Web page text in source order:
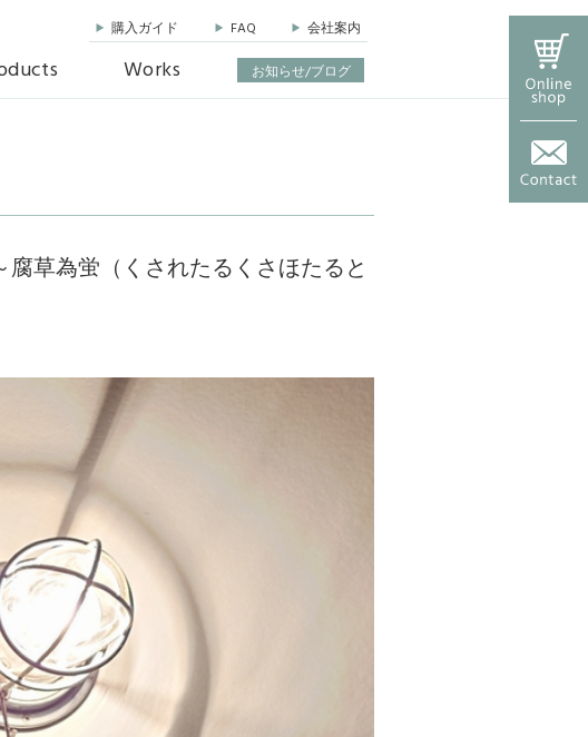
購入ガイド FAQ 会社案内
デッキライトシリーズ
ウォールライトシリーズ
ゼロシリーズ
ハイグレードシリーズ
ポーチライトシリーズ
ンサイドシリーズ
Works News & Blog
お知らせ/ブログ
草為蛍（くされたるくさほたると